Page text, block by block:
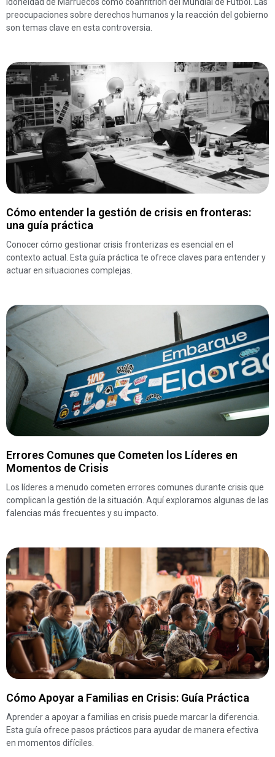
preocupaciones sobre derechos humanos y la reacción del gobierno
son temas clave en esta controversia.
Cómo entender la gestión de crisis en fronteras:
una guía práctica
Conocer cómo gestionar crisis fronterizas es esencial en el
contexto actual. Esta guía práctica te ofrece claves para entender y
actuar en situaciones complejas.
Errores Comunes que Cometen los Líderes en
Momentos de Crisis
Los líderes a menudo cometen errores comunes durante crisis que
complican la gestión de la situación. Aquí exploramos algunas de las
falencias más frecuentes y su impacto.
Cómo Apoyar a Familias en Crisis: Guía Práctica
Aprender a apoyar a familias en crisis puede marcar la diferencia.
Esta guía ofrece pasos prácticos para ayudar de manera efectiva
en momentos difíciles.